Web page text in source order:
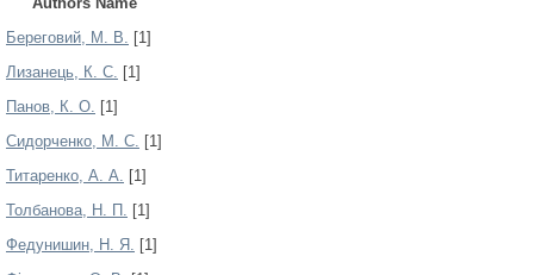
Береговий, М. В. [1]
Лизанець, К. С. [1]
Панов, К. О. [1]
Сидорченко, М. С. [1]
Титаренко, А. А. [1]
Толбанова, Н. П. [1]
Федунишин, Н. Я. [1]